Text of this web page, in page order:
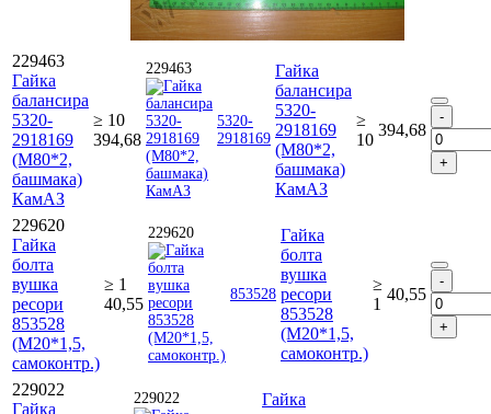
229463
Гайка
балансира
5320-
2918169
(М80*2,
башмака)
КамАЗ
≥ 10
394,68
229463
5320-
2918169
Гайка
балансира
5320-
2918169
(М80*2,
башмака)
КамАЗ
≥
10
394,68
229620
Гайка
болта
вушка
ресори
853528
(М20*1,5,
самоконтр.)
≥ 1
40,55
229620
853528
Гайка
болта
вушка
ресори
853528
(М20*1,5,
самоконтр.)
≥
1
40,55
229022
Гайка
229022
Гайка